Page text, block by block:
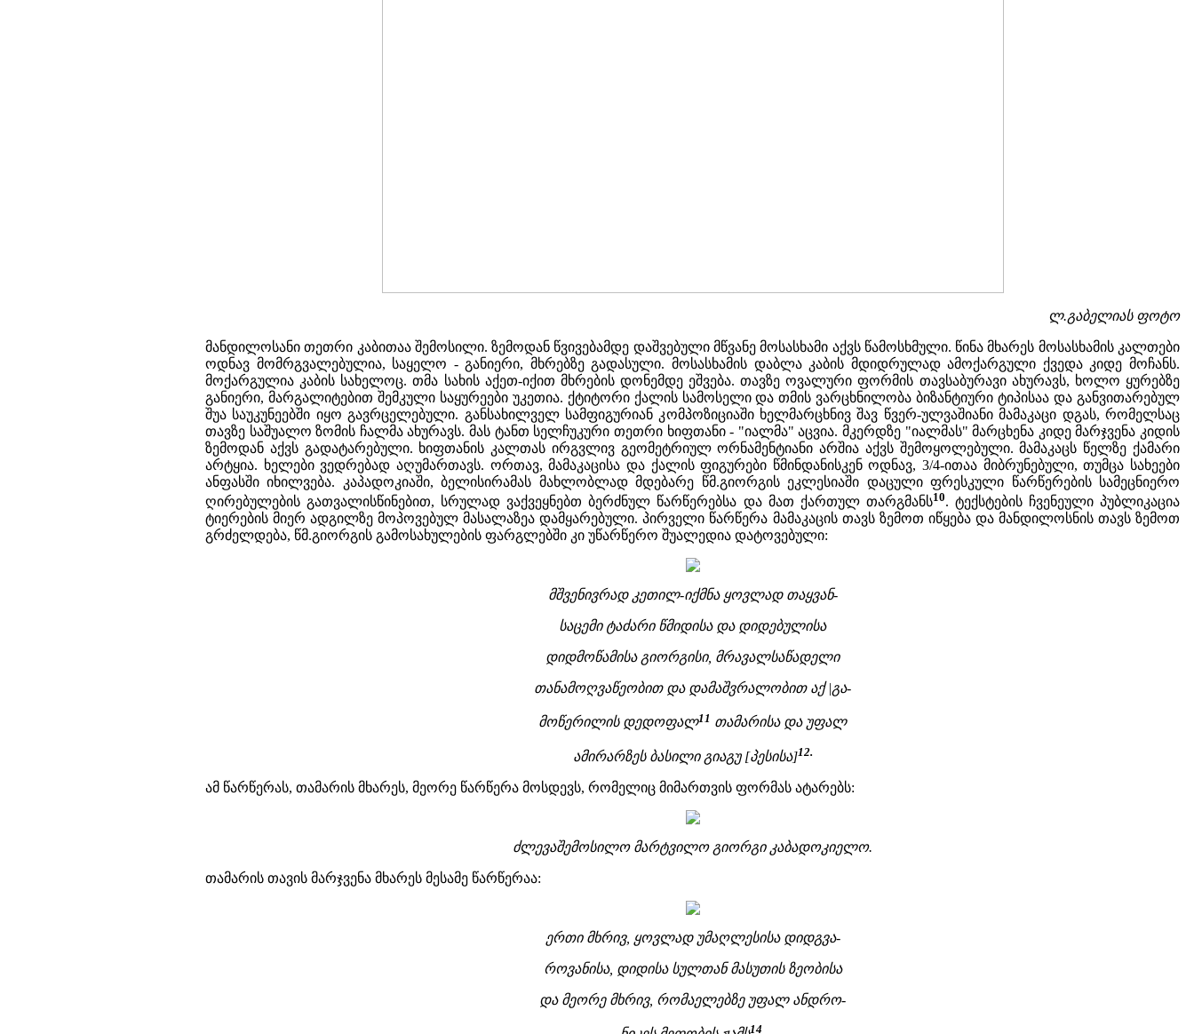
ლ.გაბელიას ფოტო
მანდილოსანი თეთრი კაბითაა შემოსილი. ზემოდან წვივებამდე დაშვებული მწვანე მოსასხამი აქვს წამოსხმული. წინა მხარეს მოსასხამის კალთები
ოდნავ მომრგვალებულია, საყელო - განიერი, მხრებზე გადასული. მოსასხამის დაბლა კაბის მდიდრულად ამოქარგული ქვედა კიდე მოჩანს.
მოქარგულია კაბის სახელოც. თმა სახის აქეთ-იქით მხრების დონემდე ეშვება. თავზე ოვალური ფორმის თავსაბურავი ახურავს, ხოლო ყურებზე
განიერი, მარგალიტებით შემკული საყურეები უკეთია. ქტიტორი ქალის სამოსელი და თმის ვარცხნილობა ბიზანტიური ტიპისაა და განვითარებულ
შუა საუკუნეებში იყო გავრცელებული. განსახილველ სამფიგურიან კომპოზიციაში ხელმარცხნივ შავ წვერ-ულვაშიანი მამაკაცი დგას, რომელსაც
თავზე საშუალო ზომის ჩალმა ახურავს. მას ტანთ სელჩუკური თეთრი ხიფთანი - "იალმა" აცვია. მკერდზე "იალმას" მარცხენა კიდე მარჯვენა კიდის
ზემოდან აქვს გადატარებული. ხიფთანის კალთას ირგვლივ გეომეტრიულ ორნამენტიანი არშია აქვს შემოყოლებული. მამაკაცს წელზე ქამარი
არტყია. ხელები ვედრებად აღუმართავს. ორთავ, მამაკაცისა და ქალის ფიგურები წმინდანისკენ ოდნავ, 3/4-ითაა მიბრუნებული, თუმცა სახეები
ანფასში იხილვება. კაპადოკიაში, ბელისირამას მახლობლად მდებარე წმ.გიორგის ეკლესიაში დაცული ფრესკული წარწერების სამეცნიერო
ღირებულების გათვალისწინებით, სრულად ვაქვეყნებთ ბერძნულ წარწერებსა და მათ ქართულ თარგმანს10. ტექსტების ჩვენეული პუბლიკაცია
ტიერების მიერ ადგილზე მოპოვებულ მასალაზეა დამყარებული. პირველი წარწერა მამაკაცის თავს ზემოთ იწყება და მანდილოსნის თავს ზემოთ
გრძელდება, წმ.გიორგის გამოსახულების ფარგლებში კი უწარწერო შუალედია დატოვებული:
მშვენივრად კეთილ-იქმნა ყოვლად თაყვან-
საცემი ტაძარი წმიდისა და დიდებულისა
დიდმოწამისა გიორგისი, მრავალსაწადელი
თანამოღვაწეობით და დამაშვრალობით აქ |გა-
მოწერილის დედოფალ11 თამარისა და უფალ
ამირარზეს ბასილი გიაგუ [პესისა]12.
ამ წარწერას, თამარის მხარეს, მეორე წარწერა მოსდევს, რომელიც მიმართვის ფორმას ატარებს:
ძლევაშემოსილო მარტვილო გიორგი კაბადოკიელო.
თამარის თავის მარჯვენა მხარეს მესამე წარწერაა:
ერთი მხრივ, ყოვლად უმაღლესისა დიდგვა-
როვანისა, დიდისა სულთან მასუთის ზეობისა
და მეორე მხრივ, რომაელებზე უფალ ანდრო-
14